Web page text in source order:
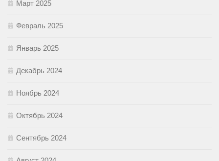
Март 2025
Февраль 2025
Январь 2025
Декабрь 2024
Ноябрь 2024
Октябрь 2024
Сентябрь 2024